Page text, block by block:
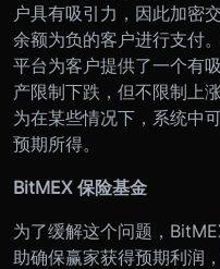
户具有吸引力，因此加密
余额为负的客户进行支付
平台为客户提供了一个有
产限制下跌，但不限制上
为在某些情况下，系统中
预期所得。
BitMEX 保险基金
为了缓解这个问题，
助确保赢家获得预期利润